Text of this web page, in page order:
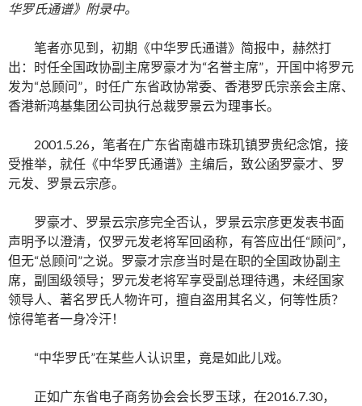
华罗氏通谱》附录中。
笔者亦见到，初期《中华罗氏通谱》简报中，赫然打
出：时任全国政协副主席罗豪才为“名誉主席”，开国中将罗元
发为“总顾问”，时任广东省政协常委、香港罗氏宗亲会主席、
香港新鸿基集团公司执行总裁罗景云为理事长。
2001.5.26，笔者在广东省南雄市珠玑镇罗贵纪念馆，接
受推举，就任《中华罗氏通谱》主编后，致公函罗豪才、罗
元发、罗景云宗彦。
罗豪才、罗景云宗彦完全否认，罗景云宗彦更发表书面
声明予以澄清，仅罗元发老将军回函称，有答应出任“顾问”，
但无“总顾问”之说。罗豪才宗彦当时是在职的全国政协副主
席，副国级领导；罗元发老将军享受副总理待遇，未经国家
领导人、著名罗氏人物许可，擅自盗用其名义，何等性质？
惊得笔者一身冷汗！
“中华罗氏”在某些人认识里，竟是如此儿戏。
正如广东省电子商务协会会长罗玉球，在2016.7.30，